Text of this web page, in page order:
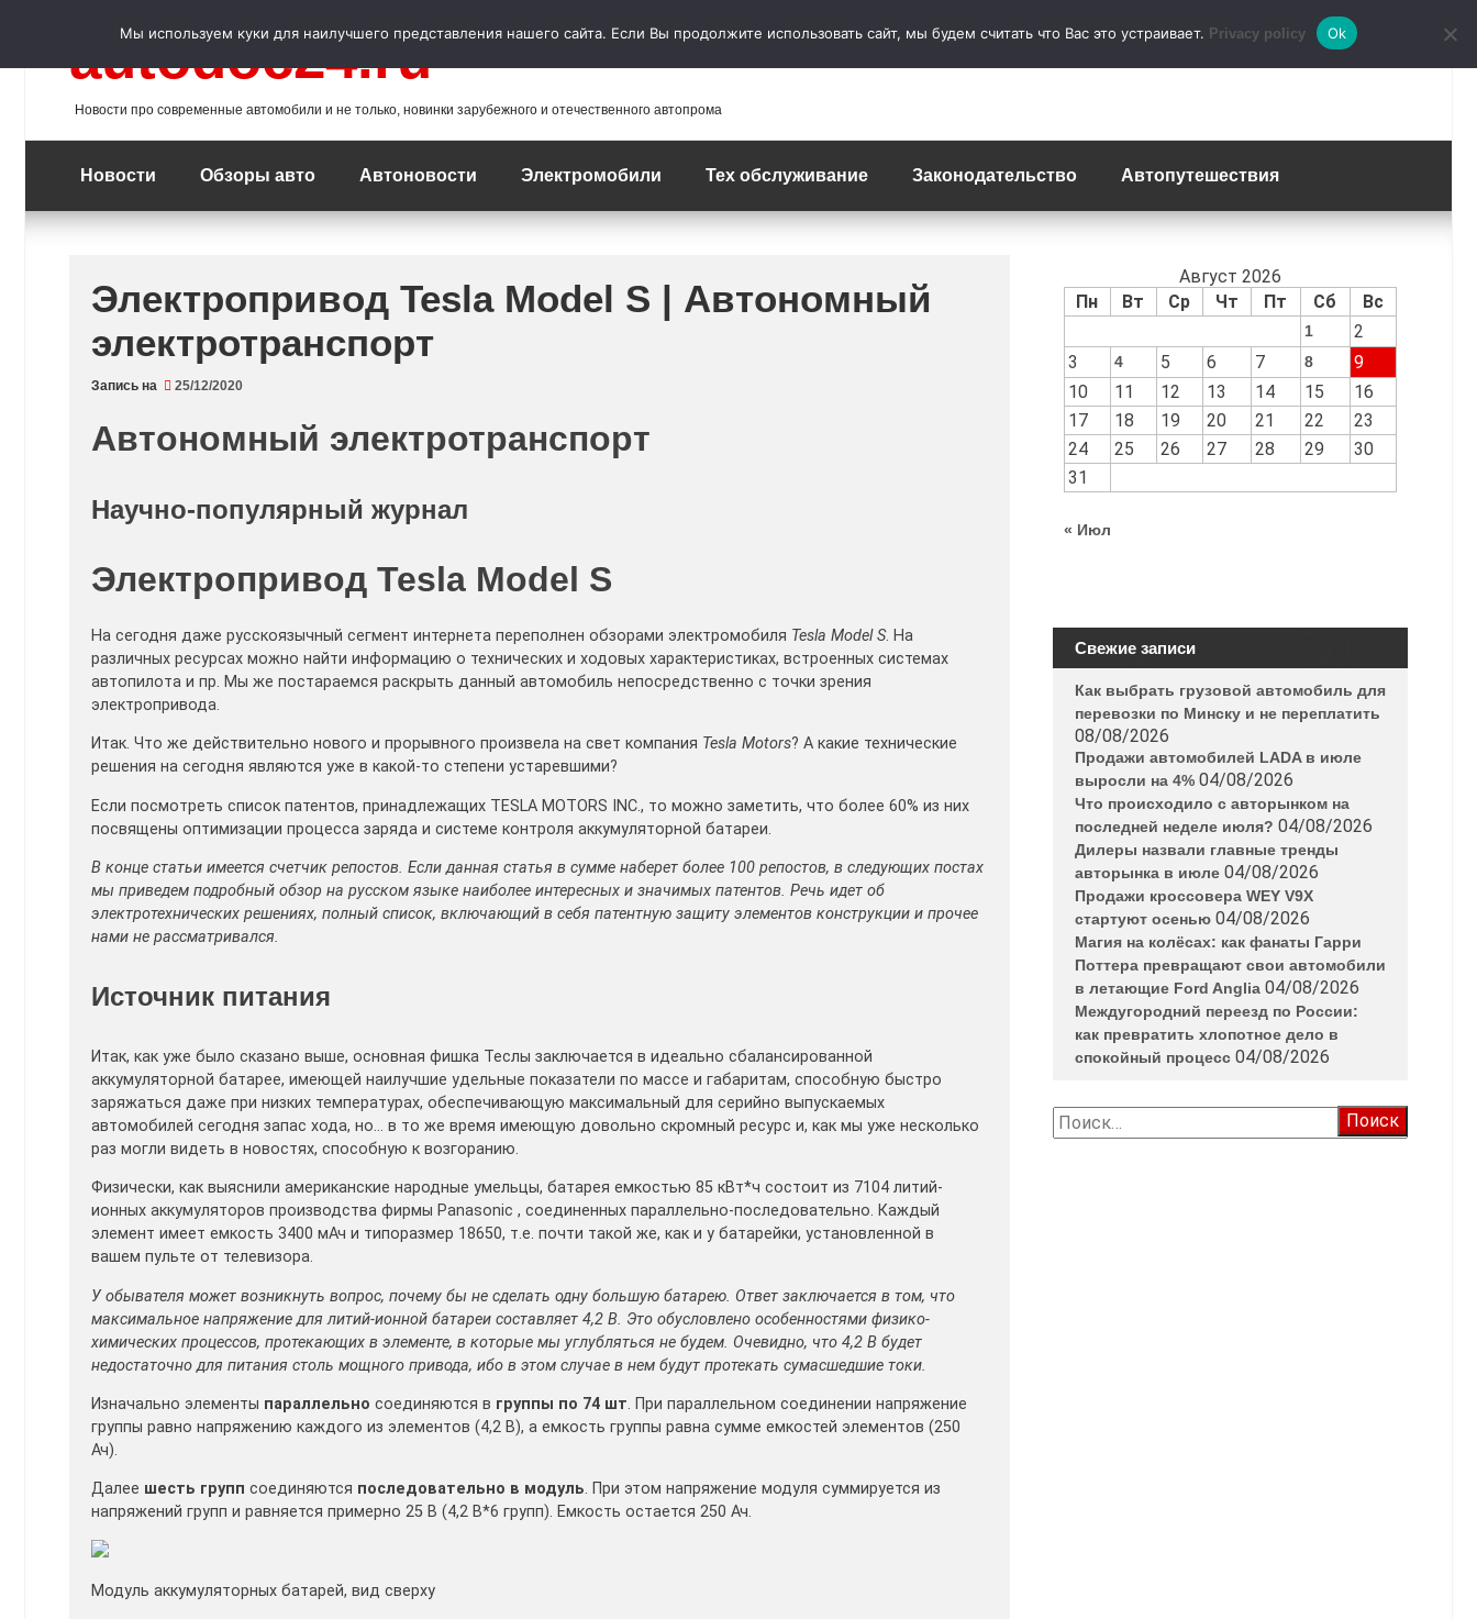
autodoc24.ru
Новости про современные автомобили и не только, новинки зарубежного и отечественного автопрома
Новости Обзоры авто Автоновости Электромобили Тех обслуживание Законодательство Автопутешествия
Электропривод Tesla Model S | Автономный
электротранспорт
Запись на 25/12/2020
Автономный электротранспорт
Научно-популярный журнал
Электропривод Tesla Model S
На сегодня даже русскоязычный сегмент интернета переполнен обзорами электромобиля Tesla Model S. На
различных ресурсах можно найти информацию о технических и ходовых характеристиках, встроенных системах
автопилота и пр. Мы же постараемся раскрыть данный автомобиль непосредственно с точки зрения
электропривода.
Итак. Что же действительно нового и прорывного произвела на свет компания Tesla Motors? А какие технические
решения на сегодня являются уже в какой-то степени устаревшими?
Если посмотреть список патентов, принадлежащих TESLA MOTORS INC., то можно заметить, что более 60% из них
посвящены оптимизации процесса заряда и системе контроля аккумуляторной батареи.
В конце статьи имеется счетчик репостов. Если данная статья в сумме наберет более 100 репостов, в следующих постах
мы приведем подробный обзор на русском языке наиболее интересных и значимых патентов. Речь идет об
электротехнических решениях, полный список, включающий в себя патентную защиту элементов конструкции и прочее
нами не рассматривался.
Источник питания
Итак, как уже было сказано выше, основная фишка Теслы заключается в идеально сбалансированной
аккумуляторной батарее, имеющей наилучшие удельные показатели по массе и габаритам, способную быстро
заряжаться даже при низких температурах, обеспечивающую максимальный для серийно выпускаемых
автомобилей сегодня запас хода, но… в то же время имеющую довольно скромный ресурс и, как мы уже несколько
раз могли видеть в новостях, способную к возгоранию.
Физически, как выяснили американские народные умельцы, батарея емкостью 85 кВт*ч состоит из 7104 литий-
ионных аккумуляторов производства фирмы Panasonic , соединенных параллельно-последовательно. Каждый
элемент имеет емкость 3400 мАч и типоразмер 18650, т.е. почти такой же, как и у батарейки, установленной в
вашем пульте от телевизора.
У обывателя может возникнуть вопрос, почему бы не сделать одну большую батарею. Ответ заключается в том, что
максимальное напряжение для литий-ионной батареи составляет 4,2 В. Это обусловлено особенностями физико-
химических процессов, протекающих в элементе, в которые мы углубляться не будем. Очевидно, что 4,2 В будет
недостаточно для питания столь мощного привода, ибо в этом случае в нем будут протекать сумасшедшие токи.
Изначально элементы параллельно соединяются в группы по 74 шт. При параллельном соединении напряжение
группы равно напряжению каждого из элементов (4,2 В), а емкость группы равна сумме емкостей элементов (250
Ач).
Далее шесть групп соединяются последовательно в модуль. При этом напряжение модуля суммируется из
напряжений групп и равняется примерно 25 В (4,2 В*6 групп). Емкость остается 250 Ач.
Модуль аккумуляторных батарей, вид сверху
Август 2026
Пн
Вт Ср Чт Пт Сб Вс
1
2
3
4 5 6 7 8
9
10
11 12 13 14 15
16
17
18 19 20 21 22
23
24
25 26 27 28 29
30
31
« Июл
Свежие записи
Как выбрать грузовой автомобиль для
перевозки по Минску и не переплатить
08/08/2026
Продажи автомобилей LADA в июле
выросли на 4% 04/08/2026
Что происходило с авторынком на
последней неделе июля? 04/08/2026
Дилеры назвали главные тренды
авторынка в июле 04/08/2026
Продажи кроссовера WEY V9X
стартуют осенью 04/08/2026
Магия на колёсах: как фанаты Гарри
Поттера превращают свои автомобили
в летающие Ford Anglia 04/08/2026
Междугородний переезд по России:
как превратить хлопотное дело в
спокойный процесс 04/08/2026
Найти:
Мы используем куки для наилучшего представления нашего сайта. Если Вы продолжите использовать сайт, мы будем считать что Вас это устраивает. Privacy policy Ok